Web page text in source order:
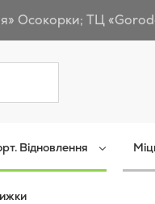
Осокорки; ТЦ
Відновлення